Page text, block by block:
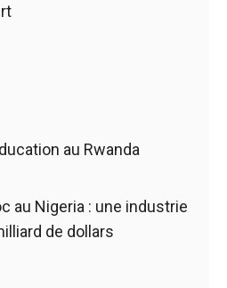
au Rwanda
au Nigeria : une industrie
de dollars